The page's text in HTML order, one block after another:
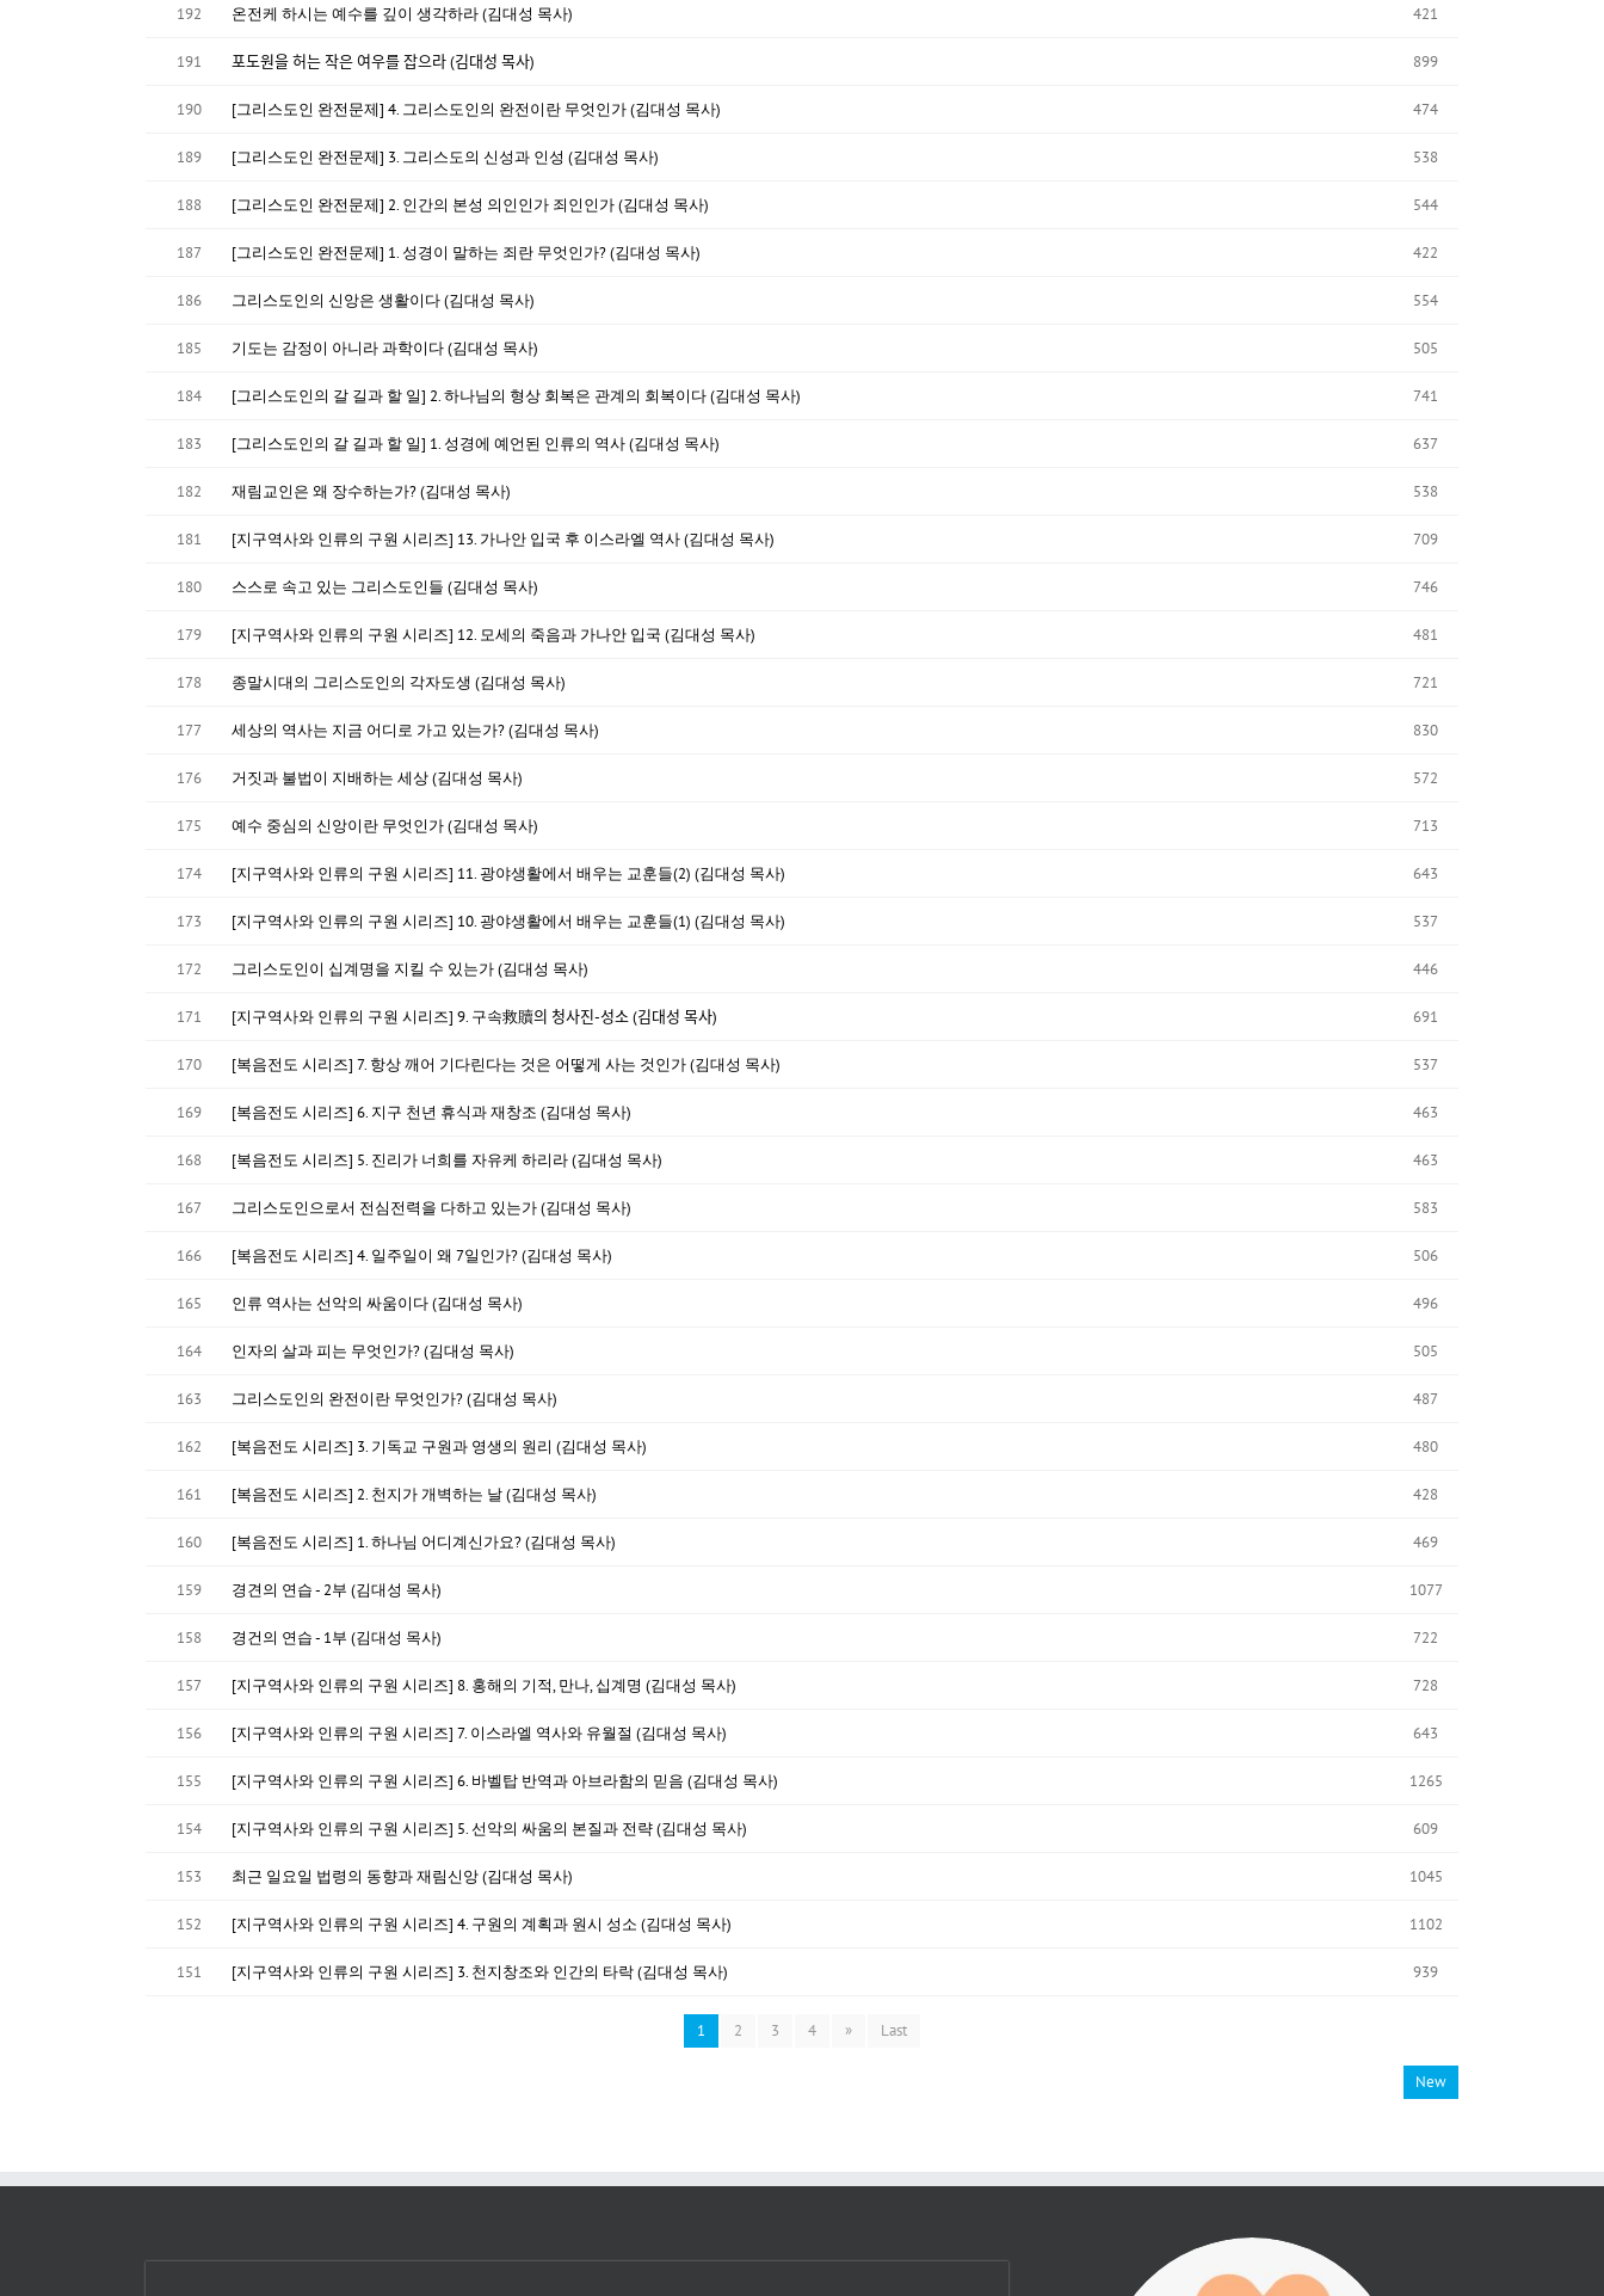
192 온전케 하시는 예수를 깊이 생각하라 (김대성 목사) 421
191 포도원을 허는 작은 여우를 잡으라 (김대성 목사) 899
190 [그리스도인 완전문제] 4. 그리스도인의 완전이란 무엇인가 (김대성 목사) 474
189 [그리스도인 완전문제] 3. 그리스도의 신성과 인성 (김대성 목사) 538
188 [그리스도인 완전문제] 2. 인간의 본성 의인인가 죄인인가 (김대성 목사) 544
187 [그리스도인 완전문제] 1. 성경이 말하는 죄란 무엇인가? (김대성 목사) 422
186 그리스도인의 신앙은 생활이다 (김대성 목사) 554
185 기도는 감정이 아니라 과학이다 (김대성 목사) 505
184 [그리스도인의 갈 길과 할 일] 2. 하나님의 형상 회복은 관계의 회복이다 (김대성 목사) 741
183 [그리스도인의 갈 길과 할 일] 1. 성경에 예언된 인류의 역사 (김대성 목사) 637
182 재림교인은 왜 장수하는가? (김대성 목사) 538
181 [지구역사와 인류의 구원 시리즈] 13. 가나안 입국 후 이스라엘 역사 (김대성 목사) 709
180 스스로 속고 있는 그리스도인들 (김대성 목사) 746
179 [지구역사와 인류의 구원 시리즈] 12. 모세의 죽음과 가나안 입국 (김대성 목사) 481
178 종말시대의 그리스도인의 각자도생 (김대성 목사) 721
177 세상의 역사는 지금 어디로 가고 있는가? (김대성 목사) 830
176 거짓과 불법이 지배하는 세상 (김대성 목사) 572
175 예수 중심의 신앙이란 무엇인가 (김대성 목사) 713
174 [지구역사와 인류의 구원 시리즈] 11. 광야생활에서 배우는 교훈들(2) (김대성 목사) 643
173 [지구역사와 인류의 구원 시리즈] 10. 광야생활에서 배우는 교훈들(1) (김대성 목사) 537
172 그리스도인이 십계명을 지킬 수 있는가 (김대성 목사) 446
171 [지구역사와 인류의 구원 시리즈] 9. 구속救贖의 청사진-성소 (김대성 목사) 691
170 [복음전도 시리즈] 7. 항상 깨어 기다린다는 것은 어떻게 사는 것인가 (김대성 목사) 537
169 [복음전도 시리즈] 6. 지구 천년 휴식과 재창조 (김대성 목사) 463
168 [복음전도 시리즈] 5. 진리가 너희를 자유케 하리라 (김대성 목사) 463
167 그리스도인으로서 전심전력을 다하고 있는가 (김대성 목사) 583
166 [복음전도 시리즈] 4. 일주일이 왜 7일인가? (김대성 목사) 506
165 인류 역사는 선악의 싸움이다 (김대성 목사) 496
164 인자의 살과 피는 무엇인가? (김대성 목사) 505
163 그리스도인의 완전이란 무엇인가? (김대성 목사) 487
162 [복음전도 시리즈] 3. 기독교 구원과 영생의 원리 (김대성 목사) 480
161 [복음전도 시리즈] 2. 천지가 개벽하는 날 (김대성 목사) 428
160 [복음전도 시리즈] 1. 하나님 어디계신가요? (김대성 목사) 469
159 경견의 연습 - 2부 (김대성 목사) 1077
158 경건의 연습 - 1부 (김대성 목사) 722
157 [지구역사와 인류의 구원 시리즈] 8. 홍해의 기적, 만나, 십계명 (김대성 목사) 728
156 [지구역사와 인류의 구원 시리즈] 7. 이스라엘 역사와 유월절 (김대성 목사) 643
155 [지구역사와 인류의 구원 시리즈] 6. 바벨탑 반역과 아브라함의 믿음 (김대성 목사) 1265
154 [지구역사와 인류의 구원 시리즈] 5. 선악의 싸움의 본질과 전략 (김대성 목사) 609
153 최근 일요일 법령의 동향과 재림신앙 (김대성 목사) 1045
152 [지구역사와 인류의 구원 시리즈] 4. 구원의 계획과 원시 성소 (김대성 목사) 1102
151 [지구역사와 인류의 구원 시리즈] 3. 천지창조와 인간의 타락 (김대성 목사) 939
1 2 3 4 » Last
New